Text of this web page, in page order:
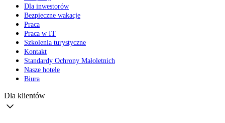
Dla inwestorów
Bezpieczne wakacje
Praca
Praca w IT
Szkolenia turystyczne
Kontakt
Standardy Ochrony Małoletnich
Nasze hotele
Biura
Dla klientów